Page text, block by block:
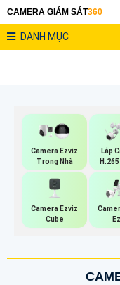
CAMERA GIÁM SÁT360
DANH MỤC
Camera Ezviz
Trong Nhà
Lắp
Camera Ezviz
Cube